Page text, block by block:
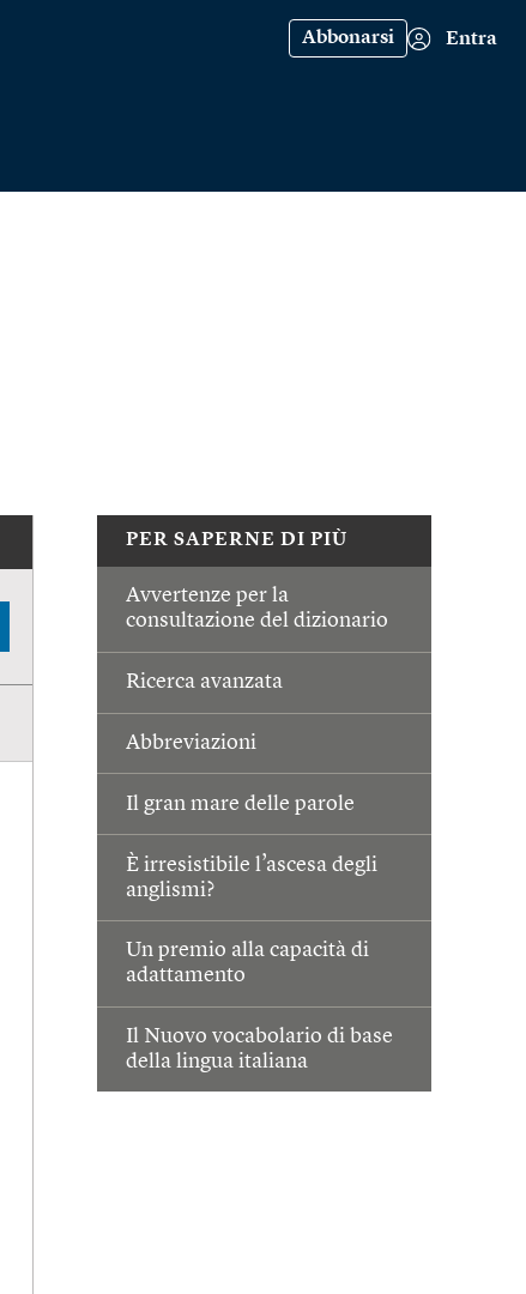
Abbonarsi Entra
PER SAPERNE DI PIÙ
Avvertenze per la
consultazione del dizionario
Ricerca avanzata
Abbreviazioni
Il gran mare delle parole
È irresistibile l’ascesa degli
anglismi?
Un premio alla capacità di
adattamento
Il Nuovo vocabolario di base
della lingua italiana